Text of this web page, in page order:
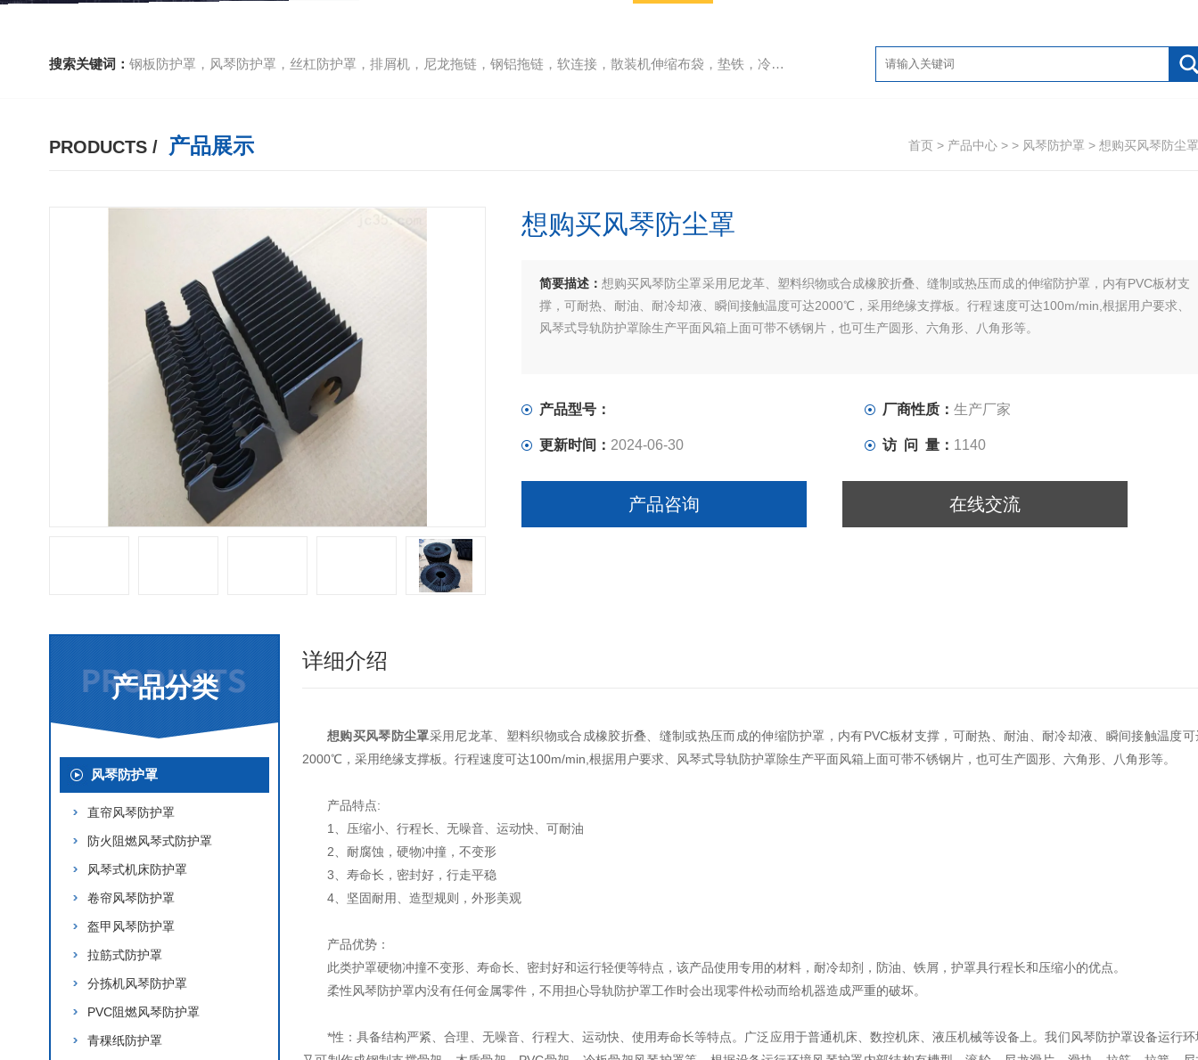
搜索关键词： 钢板防护罩，风琴防护罩，丝杠防护罩，排屑机，尼龙拖链，钢铝拖链，软连接，散装机伸缩布袋，垫铁，冷却管，刮屑板
PRODUCTS / 产品展示 首页 > 产品中心 > > 风琴防护罩 > 想购买风琴防尘罩
想购买风琴防尘罩
简要描述：想购买风琴防尘罩采用尼龙革、塑料织物或合成橡胶折叠、缝制或热压而成的伸缩防护罩，内有PVC板材支
撑，可耐热、耐油、耐冷却液、瞬间接触温度可达2000℃，采用绝缘支撑板。行程速度可达100m/min,根据用户要求、
风琴式导轨防护罩除生产平面风箱上面可带不锈钢片，也可生产圆形、六角形、八角形等。
产品型号： 厂商性质： 生产厂家
更新时间： 2024-06-30 访 问 量： 1140
产品咨询 在线交流
产品分类
风琴防护罩
直帘风琴防护罩
防火阻燃风琴式防护罩
风琴式机床防护罩
卷帘风琴防护罩
盔甲风琴防护罩
拉筋式防护罩
分拣机风琴防护罩
PVC阻燃风琴防护罩
青稞纸防护罩
详细介绍
想购买风琴防尘罩采用尼龙革、塑料织物或合成橡胶折叠、缝制或热压而成的伸缩防护罩，内有PVC板材支撑，可耐热、耐油、耐冷却液、瞬间接触温度可
2000℃，采用绝缘支撑板。行程速度可达100m/min,根据用户要求、风琴式导轨防护罩除生产平面风箱上面可带不锈钢片，也可生产圆形、六角形、八角形等。
产品特点:
1、压缩小、行程长、无噪音、运动快、可耐油
2、耐腐蚀，硬物冲撞，不变形
3、寿命长，密封好，行走平稳
4、坚固耐用、造型规则，外形美观
产品优势：
此类护罩硬物冲撞不变形、寿命长、密封好和运行轻便等特点，该产品使用专用的材料，耐冷却剂，防油、铁屑，护罩具行程长和压缩小的优点。
柔性风琴防护罩内没有任何金属零件，不用担心导轨防护罩工作时会出现零件松动而给机器造成严重的破坏。
*性：具备结构严紧、合理、无噪音、行程大、运动快、使用寿命长等特点。广泛应用于普通机床、数控机床、液压机械等设备上。我们风琴防护罩设备运行环